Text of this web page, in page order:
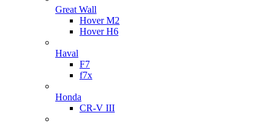
Great Wall
Hover M2
Hover H6
Haval
F7
f7x
Honda
CR-V III